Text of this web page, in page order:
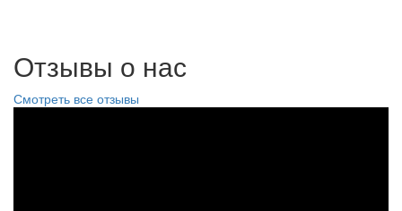
Отзывы о нас
Смотреть все отзывы